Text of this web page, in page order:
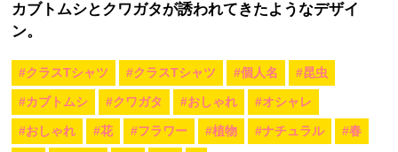
カブトムシとクワガタが誘われてきたようなデザイ
ン。
#クラスTシャツ #クラスTシャツ #個人名 #昆虫
#カブトムシ #クワガタ #おしゃれ #オシャレ
#おしゃれ #花 #フラワー #植物 #ナチュラル #春